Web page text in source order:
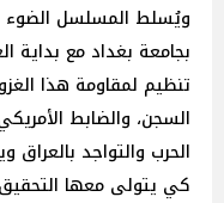
ويُسلط المسلسل الضوء
بجامعة بغداد مع بداية
تنظيم لمقاومة هذا
السجن، والضابط
الحرب والتواجد
كي يتولى معها